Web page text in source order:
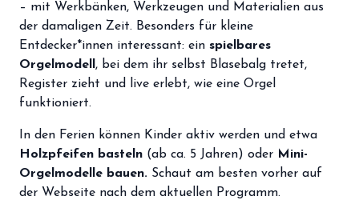
groups Entdecker Crew
login Anmelden / Registrieren
– mit Werkbänken, Werkzeugen und Materialien aus
der damaligen Zeit. Besonders für kleine
Entdecker*innen interessant: ein spielbares
Orgelmodell , bei dem ihr selbst Blasebalg tretet,
Register zieht und live erlebt, wie eine Orgel
funktioniert.
In den Ferien können Kinder aktiv werden und etwa
Holzpfeifen basteln (ab ca. 5 Jahren) oder Mini-
Orgelmodelle bauen. Schaut am besten vorher auf
der Webseite nach dem aktuellen Programm.